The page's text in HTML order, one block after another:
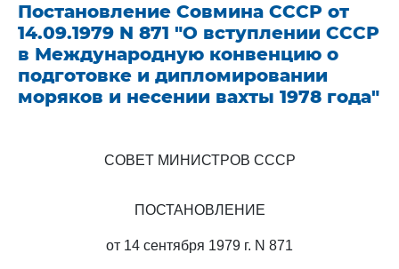
Постановление Совмина СССР от
14.09.1979 N 871 "О вступлении СССР
в Международную конвенцию о
подготовке и дипломировании
моряков и несении вахты 1978 года"
СОВЕТ МИНИСТРОВ СССР
ПОСТАНОВЛЕНИЕ
от 14 сентября 1979 г. N 871